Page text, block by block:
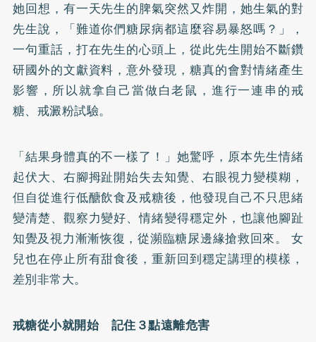
她回想，有一天先生的脾氣突然又炸開，她生氣的對
先生說，「難道你們糖尿病都這麼容易暴怒嗎？」，
一句重話，打在先生的心頭上，從此先生開始不斷鑽
研國外的文獻資料，意外發現，糖真的會對情緒產生
影響，所以就拿自己當做白老鼠，進行一連串的戒
糖、戒澱粉試驗。
「結果身體真的不一樣了！」她驚呼，原本先生情緒
起伏大、右腳拇趾開始失去知覺、右眼視力變模糊，
但自從進行低醣飲食及戒糖後，他發現自己不只思緒
變清楚、觀察力變好、情緒變得穩定外，也讓他腳趾
知覺及視力漸漸恢復，從瀕臨糖尿邊緣搶救回來。 女
兒也在停止所有甜食後，重新回到穩定講理的模樣，
差別非常大。
戒糖從小就開始 記住３點遠離危害